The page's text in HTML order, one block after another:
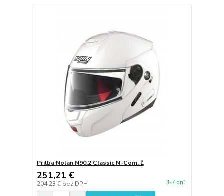
Prilba Nolan N90.2 Classic N-Com. Ľ
251,21 €
204,23 € bez DPH 3-7 dní